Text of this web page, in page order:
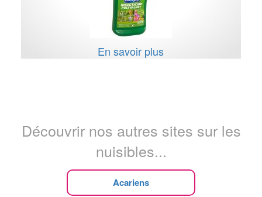
En savoir plus
Découvrir nos autres sites sur les
nuisibles...
Acariens